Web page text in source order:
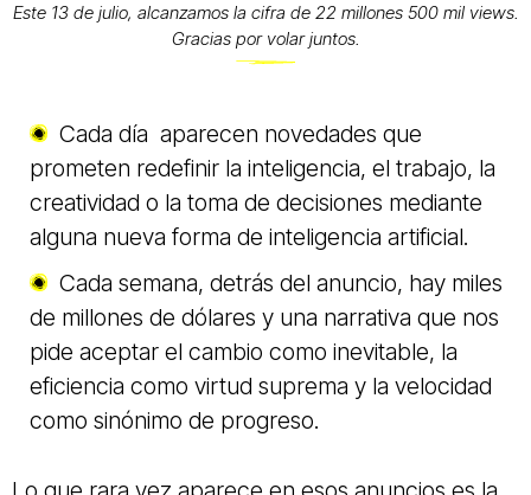
Este 13 de julio, alcanzamos la cifra de 22 millones 500 mil views.
Gracias por volar juntos.
Cada día aparecen novedades que
prometen redefinir la inteligencia, el trabajo, la
creatividad o la toma de decisiones mediante
alguna nueva forma de inteligencia artificial.
Cada semana, detrás del anuncio, hay miles
de millones de dólares y una narrativa que nos
pide aceptar el cambio como inevitable, la
eficiencia como virtud suprema y la velocidad
como sinónimo de progreso.